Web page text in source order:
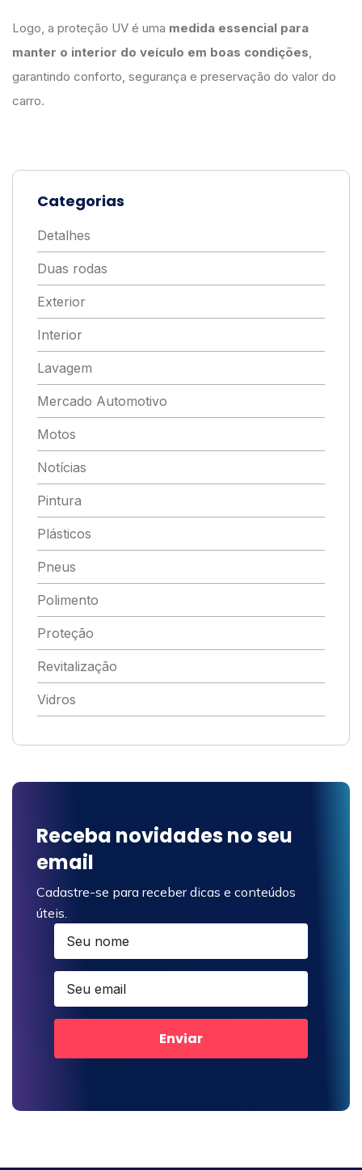
Logo, a proteção UV é uma medida essencial para
manter o interior do veículo em boas condições
garantindo conforto, segurança e preservação do valor do
carro.
Categorias
Detalhes
Duas rodas
Exterior
Interior
Lavagem
Mercado Automotivo
Motos
Notícias
Pintura
Plásticos
Pneus
Polimento
Proteção
Revitalização
Vidros
Receba novidades no seu
email
Cadastre-se para receber dicas e conteúdos
úteis.
Enviar